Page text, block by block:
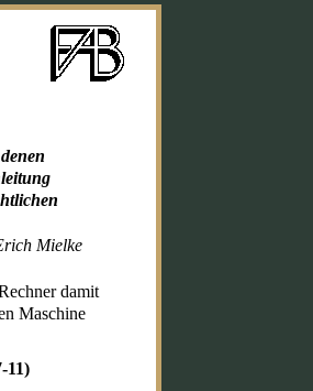
Mielke
damit
Maschine
11)